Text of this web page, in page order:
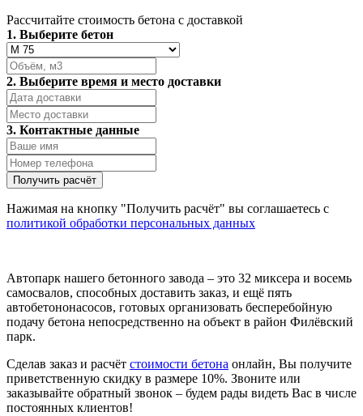
Рассчитайте стоимость бетона с доставкой
1. Выберите бетон
2. Выберите время и место доставки
3. Контактные данные
Нажимая на кнопку "Получить расчёт" вы соглашаетесь с
политикой обработки персональных данных
Автопарк нашего бетонного завода – это 32 миксера и восемь
самосвалов, способных доставить заказ, и ещё пять
автобетононасосов, готовых организовать бесперебойную
подачу бетона непосредственно на объект в район Филёвский
парк.
Сделав заказ и расчёт стоимости бетона онлайн, Вы получите
приветственную скидку в размере 10%. Звоните или
заказывайте обратный звонок – будем рады видеть Вас в числе
постоянных клиентов!